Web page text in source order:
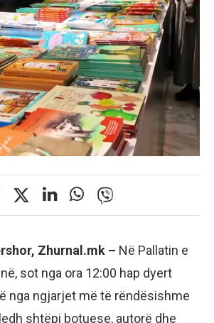
Zhurnal.mk – Në Pallatin e
sot nga ora 12:00 hap dyert
nga ngjarjet më të rëndësishme
shtëpi botuese, autorë dhe